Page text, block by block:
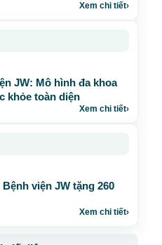
Xem chi tiết›
JW: Mô hình đa khoa
khỏe toàn diện
Xem chi tiết›
viện JW tặng 260
Xem chi tiết›